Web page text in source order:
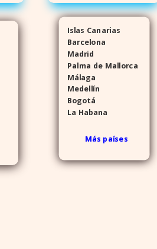
Islas Canarias
Barcelona
Madrid
Palma de Mallorca
Málaga
Medellín
Bogotá
La Habana
Más países